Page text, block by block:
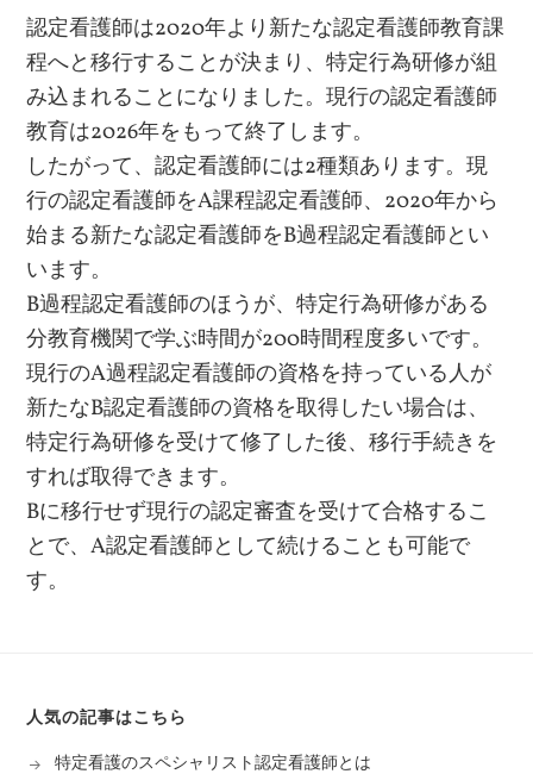
認定看護師は2020年より新たな認定看護師教育課
程へと移行することが決まり、特定行為研修が組
み込まれることになりました。現行の認定看護師
教育は2026年をもって終了します。
したがって、認定看護師には2種類あります。現
行の認定看護師をA課程認定看護師、2020年から
始まる新たな認定看護師をB過程認定看護師とい
います。
B過程認定看護師のほうが、特定行為研修がある
分教育機関で学ぶ時間が200時間程度多いです。
現行のA過程認定看護師の資格を持っている人が
新たなB認定看護師の資格を取得したい場合は、
特定行為研修を受けて修了した後、移行手続きを
すれば取得できます。
Bに移行せず現行の認定審査を受けて合格するこ
とで、A認定看護師として続けることも可能で
す。
人気の記事はこちら
特定看護のスペシャリスト認定看護師とは